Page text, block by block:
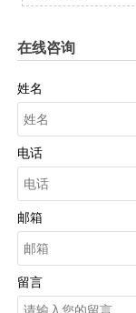
在线咨询
姓名
电话
邮箱
留言